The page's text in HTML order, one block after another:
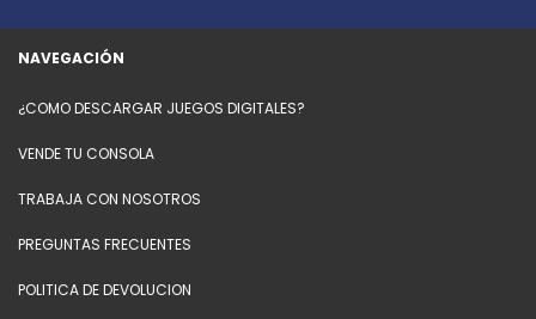
NAVEGACIÓN
¿COMO DESCARGAR JUEGOS DIGITALES?
VENDE TU CONSOLA
TRABAJA CON NOSOTROS
PREGUNTAS FRECUENTES
POLITICA DE DEVOLUCION